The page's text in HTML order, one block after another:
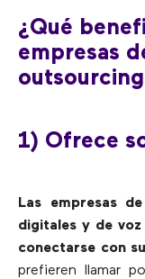
¿Qué
empresas
1) Ofrece
Las empresas
digitales y de
conectarse con
prefieren llamar